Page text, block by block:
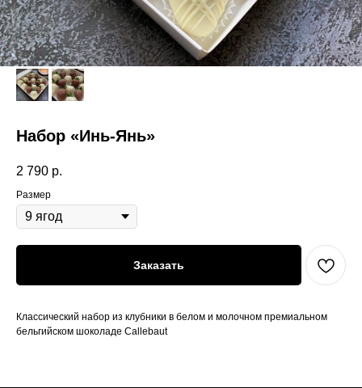
Набор «Инь-Янь»
2 790 р.
Размер
Заказать
Классический набор из клубники в белом и молочном премиальном
бельгийском шоколаде Callebaut